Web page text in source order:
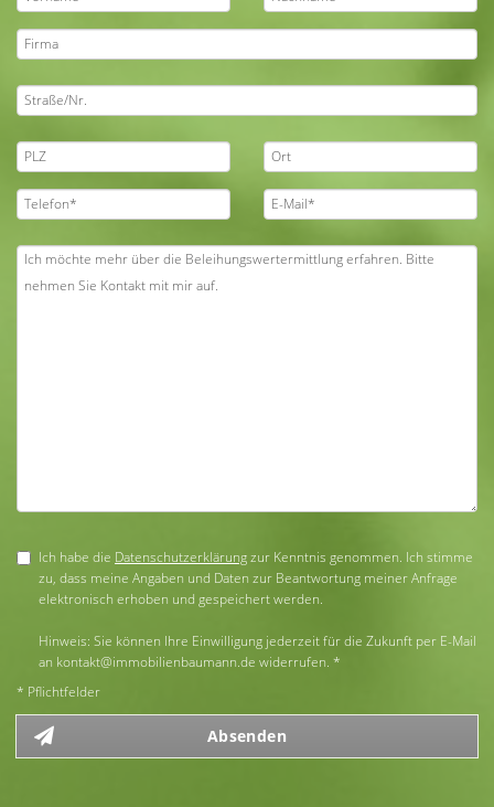
Ich habe die Datenschutzerklärungzur Kenntnis genommen. Ich stimme
zu, dass meine Angaben und Daten zur Beantwortung meiner Anfrage
elektronisch erhoben und gespeichert werden.
Hinweis: Sie können Ihre Einwilligung jederzeit für die Zukunft per E-Mail
an kontakt@immobilienbaumann.de widerrufen. *
* Pflichtfelder
Absenden